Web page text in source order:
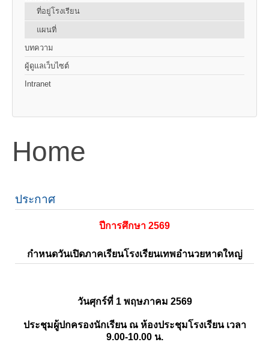
ที่อยู่โรงเรียน
แผนที่
บทความ
ผู้ดูแลเว็บไซต์
Intranet
Home
ประกาศ
ปีการศึกษา 2569
กำหนดวันเปิดภาคเรียนโรงเรียนเทพอำนวยหาดใหญ่
วันศุกร์ที่ 1 พฤษภาคม 2569
ประชุมผู้ปกครองนักเรียน ณ ห้องประชุมโรงเรียน เวลา
9.00-10.00 น.